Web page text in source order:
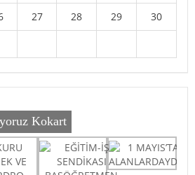
27 28 29 30
Kokart
YAKMA EYLEMİ
BAŞÖĞRETMEN ATATÜRK HATIRA
GERÇEKLEŞTİRDİK
Kokart